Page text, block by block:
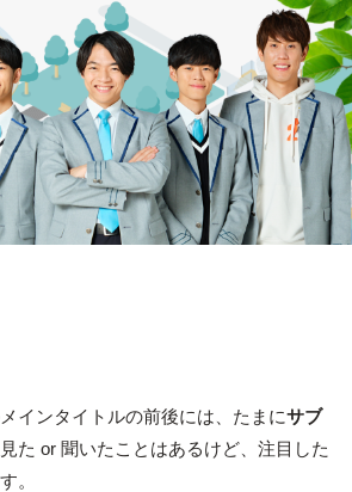
インタイトルの前後には、たまにサブ
た or 聞いたことはあるけど、注目した
。